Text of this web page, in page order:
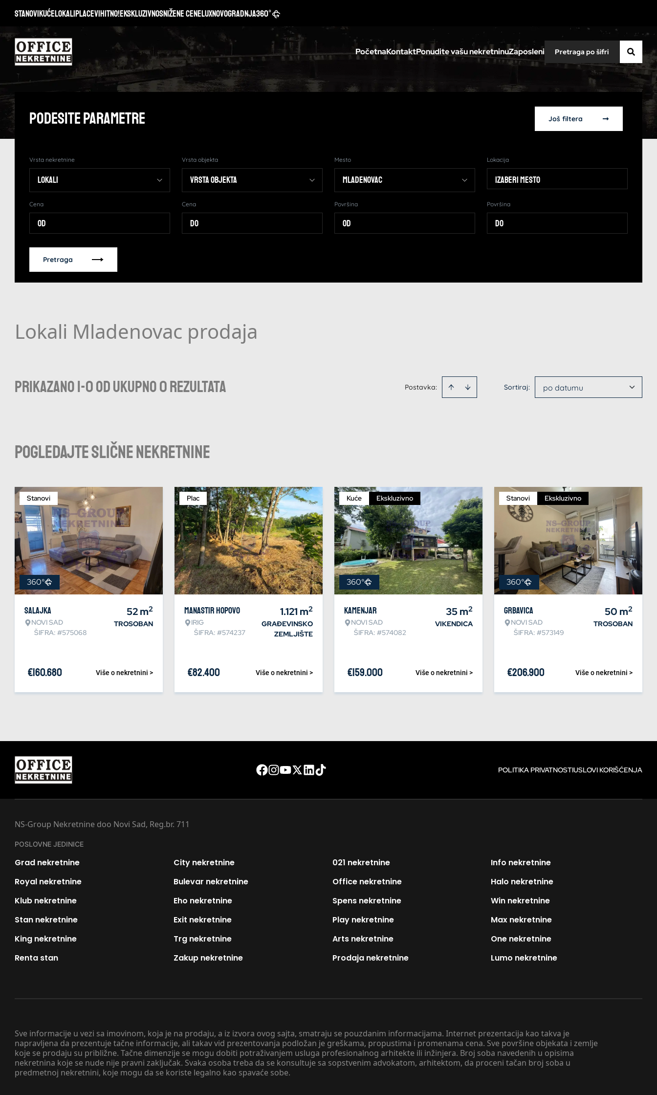
StanoviKućeLokaliPlaceviHitno!EkskluzivnoSnižene ceneLuxNovogradnja360°
PočetnaKontaktPonudite vašu nekretninuZaposleni
Podesite Parametre Još filtera
Vrsta nekretnine Vrsta objekta Mesto Lokacija
Izaberi mesto
Cena Cena Površina Površina
Pretraga
Lokali Mladenovac prodaja
Prikazano 1-0 od ukupno 0 rezultata Postavka: Sortiraj: po datumu
Pogledajte slične nekretnine
Stanovi
360°
Salajka
NOVI SAD
ŠIFRA: #575068
52m2
TROSOBAN
Više o nekretnini >
€160.680
Plac
Manastir Hopovo
IRIG
ŠIFRA: #574237
1.121 m2
GRAĐEVINSKO
ZEMLJIŠTE
Više o nekretnini >
€82.400
Kuće Ekskluzivno
360°
Kamenjar
NOVI SAD
ŠIFRA: #574082
35m2
VIKENDICA
Više o nekretnini >
€159.000
Stanovi Ekskluzivno
360°
Grbavica
NOVI SAD
ŠIFRA: #573149
50 m2
TROSOBAN
Više o nekretnini >
€206.900
POLITIKA PRIVATNOSTIUSLOVI KORIŠĆENJA
Sve informacije u vezi sa imovinom, koja je na prodaju, a iz izvora ovog sajta, smatraju se pouzdanim informacijama. Internet prezentacija kao takva je
napravljena da prezentuje tačne informacije, ali takav vid prezentovanja podložan je greškama, propustima i promenama cena. Sve površine objekata i zemlje
koje se prodaju su približne. Tačne dimenzije se mogu dobiti potraživanjem usluga profesionalnog arhitekte ili inžinjera. Broj soba navedenih u opisima
nekretnina koje se nude nije pravni zaključak. Svaka osoba treba da se konsultuje sa sopstvenim advokatom, arhitektom, da proceni tačan broj soba u
predmetnoj nekretnini, koje mogu da se koriste legalno kao spavaće sobe.
NS-Group Nekretnine doo Novi Sad, Reg.br. 711
POSLOVNE JEDINICE
Grad nekretnine City nekretnine 021 nekretnine
Info nekretnine
Royal nekretnine
Bulevar nekretnine Office nekretnine
Halo nekretnine
Klub nekretnine
Eho nekretnine Spens nekretnine
Win nekretnine
Stan nekretnine
Exit nekretnine Play nekretnine
Max nekretnine
King nekretnine
Trg nekretnine Arts nekretnine
One nekretnine
Renta stan
Zakup nekretnine Prodaja nekretnine Lumo nekretnine